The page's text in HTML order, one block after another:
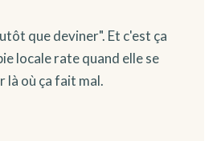
que deviner". Et c'est ça
locale rate quand elle se
où ça fait mal.